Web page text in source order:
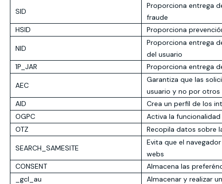
SID
Proporciona entrega
fraude
HSID
Proporciona
NID
Proporciona entrega
del usuario
1P_JAR
Proporciona entrega
AEC
Garantiza que las
usuario y no por otros
AID
Crea un perfil de los
OGPC
Activa la
OTZ
Recopila datos sobre
SEARCH_SAMESITE
Evita que el
webs
CONSENT
Almacena las
_gcl_au
Almacenar y realizar